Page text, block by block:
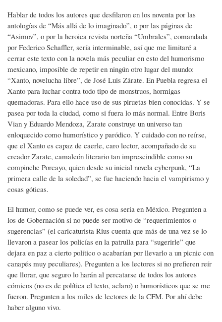
Hablar de todos los autores que desfilaron en los noventa por las
antologías de “Más allá de lo imaginado”, o por las páginas de
“Asimov”, o por la heroica revista norteña “Umbrales”, comandada
por Federico Schaffler, sería interminable, así que me limitaré a
cerrar este texto con la novela más peculiar en esto del humorismo
mexicano, imposible de repetir en ningún otro lugar del mundo:
“Xanto, novelucha libre”, de José Luis Zárate. En Puebla regresa el
Xanto para luchar contra todo tipo de monstruos, hormigas
quemadoras. Para ello hace uso de sus piruetas bien conocidas. Y se
pasea por toda la ciudad, como si fuera lo más normal. Entre Boris
Vian y Eduardo Mendoza, Zarate construye un universo tan
enloquecido como humorístico y paródico. Y cuidado con no reírse,
que el Xanto es capaz de caerle, caro lector, acompañado de su
creador Zarate, camaleón literario tan imprescindible como su
compinche Porcayo, quien desde su inicial novela cyberpunk, “La
primera calle de la soledad”, se fue haciendo hacia el vampirismo y
cosas góticas.
El humor, como se puede ver, es cosa seria en México. Pregunten a
los de Gobernación si no puede ser motivo de “requerimientos o
sugerencias” (el caricaturista Rius cuenta que más de una vez se lo
llevaron a pasear los policías en la patrulla para “sugerirle” que
dejara en paz a cierto político o acabarían por llevarlo a un picnic con
canapés muy peculiares). Pregunten a los lectores si no prefieren reír
que llorar, que seguro lo harán al percatarse de todos los autores
cómicos (no es de política el texto, aclaro) o humorísticos que se me
fueron. Pregunten a los miles de lectores de la CFM. Por ahí debe
haber alguno vivo.